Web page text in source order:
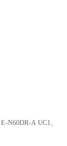
N60DR-A UC1、